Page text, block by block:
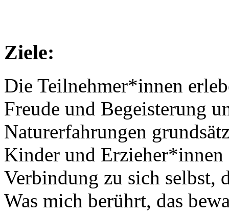
Ziele:
Die Teilnehmer*innen
Freude und Begeisterung
Naturerfahrungen
Kinder und Erzieher*innen
Verbindung zu sich selbst,
Was mich berührt, das